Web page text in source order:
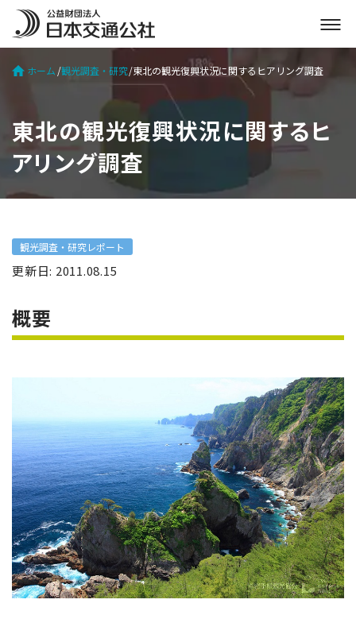
メ
ニ
ュ
ー
く
ホーム 観光調査・研究 東北の観光復興状況に関するヒアリング調査
東北の観光復興状況に関するヒ
アリング調査
観光調査・研究レポート
更新日: 2011.08.15
概要